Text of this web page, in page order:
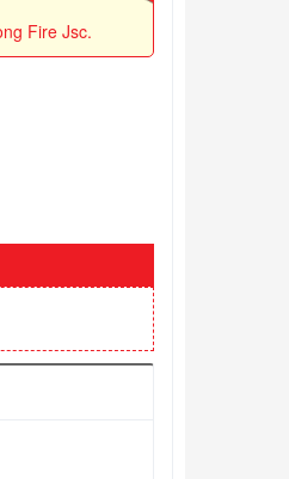
Fire Jsc.